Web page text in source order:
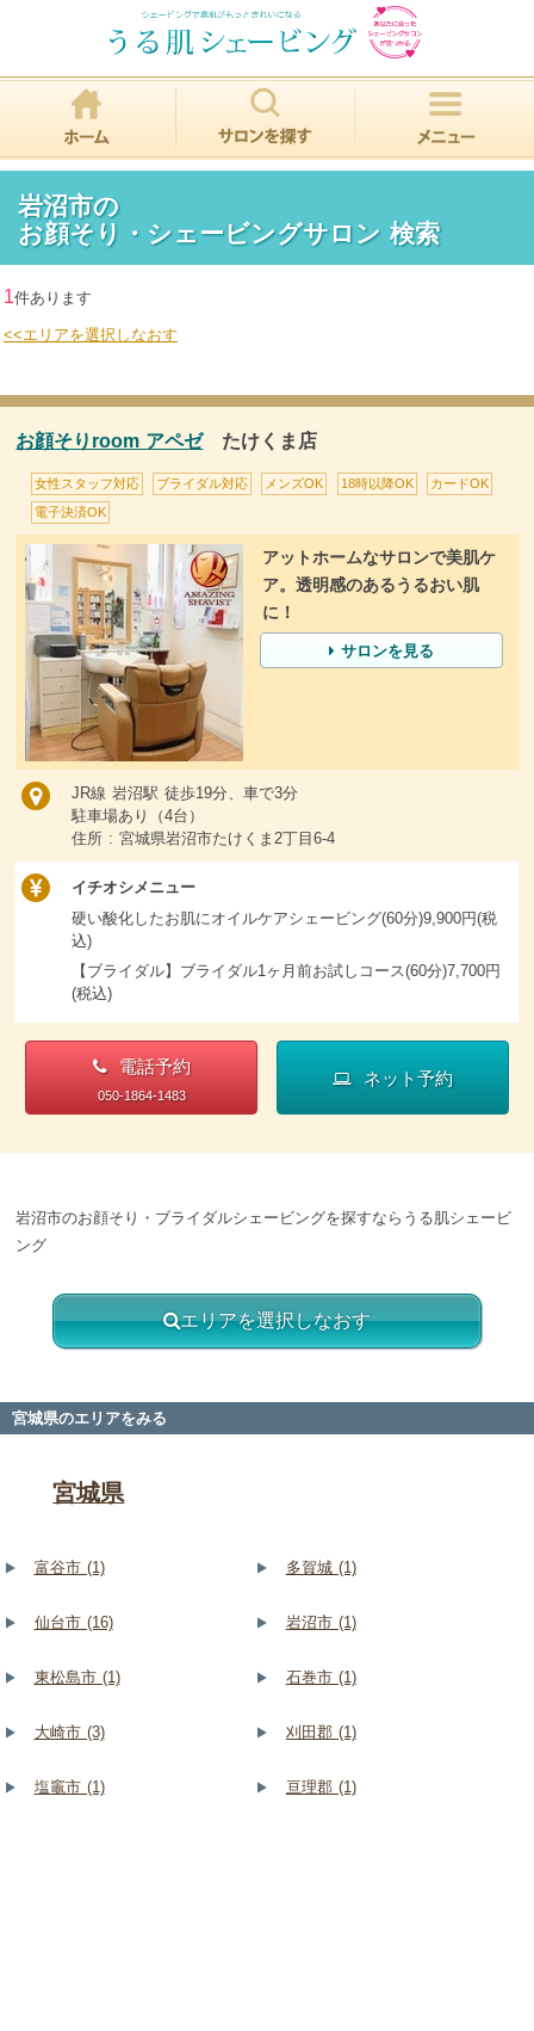
岩沼市の
お顔そり・シェービングサロン 検索
1件あります
<<エリアを選択しなおす
お顔そりroom アペゼたけくま店
女性スタッフ対応 ブライダル対応 メンズOK 18時以降OK カードOK
電子決済OK
アットホームなサロンで美肌ケ
ア。透明感のあるうるおい肌
に！
サロンを見る
JR線 岩沼駅 徒歩19分、車で3分
駐車場あり（4台）
住所 : 宮城県岩沼市たけくま2丁目6-4
イチオシメニュー
硬い酸化したお肌にオイルケアシェービング(60分)9,900円(税
込)
【ブライダル】ブライダル1ヶ月前お試しコース(60分)7,700円
(税込)
電話予約
050-1864-1483
ネット予約
岩沼市のお顔そり・ブライダルシェービングを探すならうる肌シェービ
ング
エリアを選択しなおす
宮城県のエリアをみる
宮城県
富谷市 (1) 多賀城 (1)
仙台市 (16) 岩沼市 (1)
東松島市 (1) 石巻市 (1)
大崎市 (3) 刈田郡 (1)
塩竈市 (1) 亘理郡 (1)